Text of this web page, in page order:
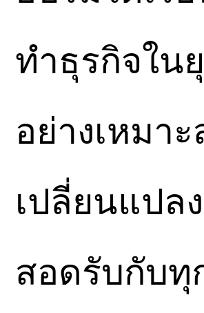
ทำธุรกิจใน
อย่างเหมา
เปลี่ยนแปล
สอดรับกับทุ